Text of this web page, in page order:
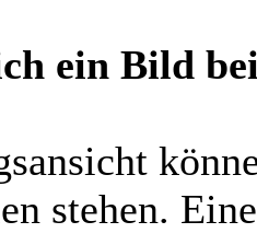
ein Bild
stehen.